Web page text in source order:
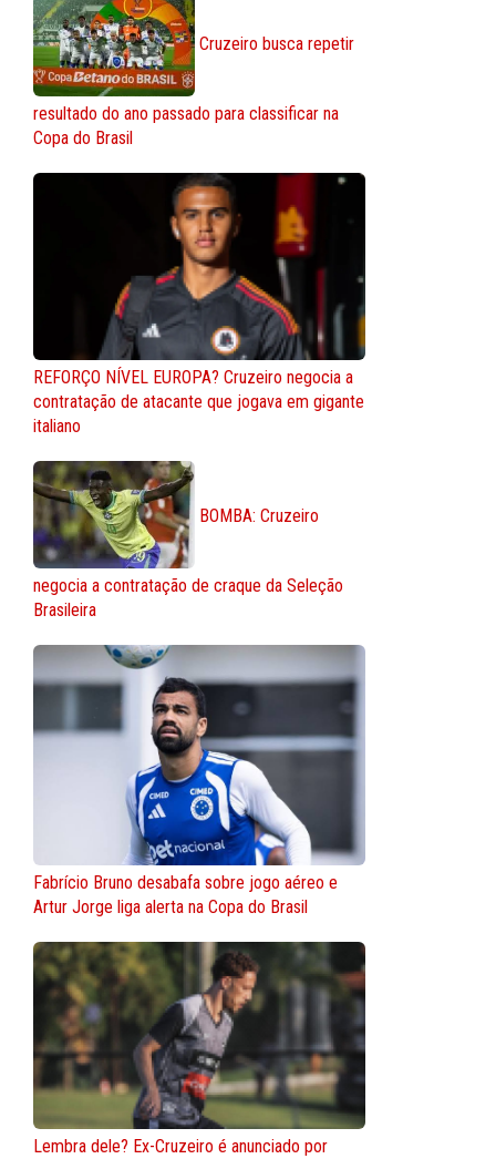
Cruzeiro busca repetir
resultado do ano passado para classificar na
Copa do Brasil
REFORÇO NÍVEL EUROPA? Cruzeiro negocia a
contratação de atacante que jogava em gigante
italiano
BOMBA: Cruzeiro
negocia a contratação de craque da Seleção
Brasileira
Fabrício Bruno desabafa sobre jogo aéreo e
Artur Jorge liga alerta na Copa do Brasil
Lembra dele? Ex-Cruzeiro é anunciado por